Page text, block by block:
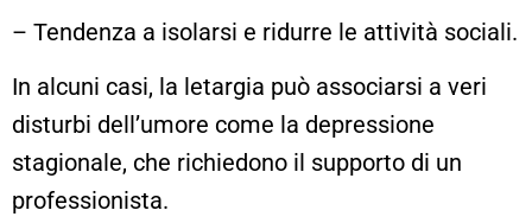
– Tendenza a isolarsi e ridurre le attività sociali.
In alcuni casi, la letargia può associarsi a veri
disturbi dell’umore come la depressione
stagionale, che richiedono il supporto di un
professionista.